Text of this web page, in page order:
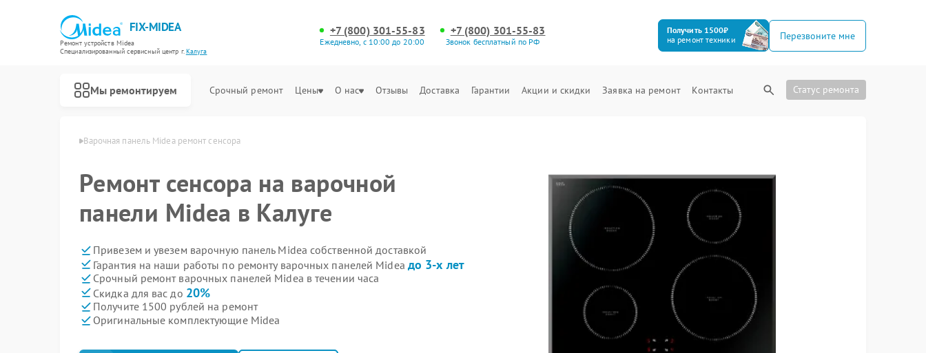
FIX-MIDEA
Ремонт устройств Midea
Специализированный cервисный центр г.Калуга
+7 (800) 301-55-83
Ежедневно, с 10:00 до 20:00
+7 (800) 301-55-83
Звонок бесплатный по РФ
Получить 1500₽
на ремонт техники
Перезвоните мне
Мы ремонтируем Срочный ремонт Цены О нас Отзывы Доставка Гарантии Акции и скидки Заявка на ремонт Контакты Статус ремонта
Варочная панель Midea ремонт сенсора
Ремонт сенсора на варочной
панели Midea в Калуге
Привезем и увезем варочную панель Midea собственной доставкой
Гарантия на наши работы по ремонту варочных панелей Midea до 3-х лет
Срочный ремонт варочных панелей Midea в течении часа
Скидка для вас до 20%
Получите 1500 рублей на ремонт
Оригинальные комплектующие Midea